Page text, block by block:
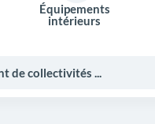
Équipements
intérieurs